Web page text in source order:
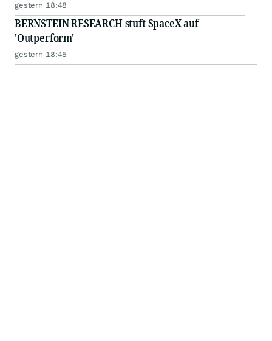
gestern 18:48
BERNSTEIN RESEARCH stuft SpaceX auf
'Outperform'
gestern 18:45